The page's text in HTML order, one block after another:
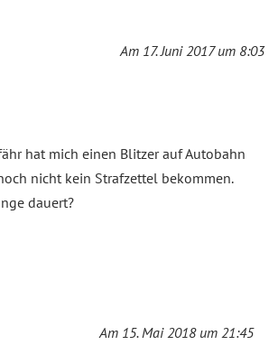
Am 17. Juni 2017 um 8:03
hat mich einen Blitzer auf Autobahn
nicht kein Strafzettel bekommen.
dauert?
Am 15. Mai 2018 um 21:45